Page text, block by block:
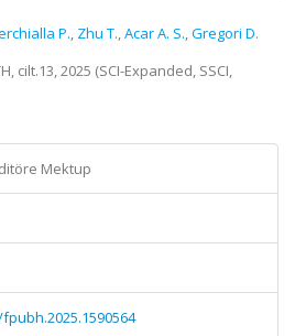
P., Zhu T.,Acar A. S.,Gregori D.
cilt.13, 2025 (SCI-Expanded, SSCI,
Mektup
fpubh.2025.1590564